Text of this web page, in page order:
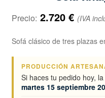
Precio: 2.720 € (IVA
Sofá clásico de tres plazas
PRODUCCIÓN
Si haces tu pedido hoy,
martes 15 septiembre